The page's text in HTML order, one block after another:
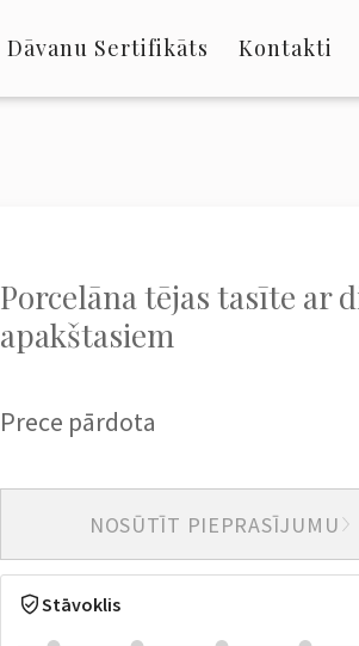
Dāvanu Sertifikāts Kontakti
Porcelāna tējas tasīte ar
apakštasiem
Prece pārdota
NOSŪTĪT PIEPRASĪJUMU
Stāvoklis